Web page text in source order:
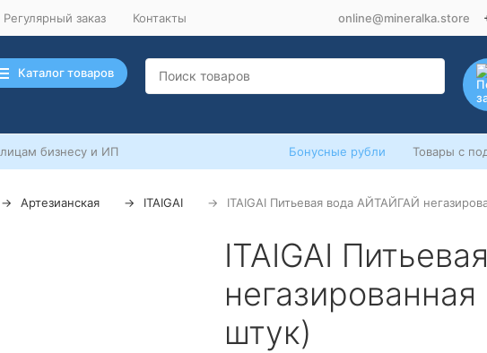
Регулярный заказ Контакты online@mineralka.store
Каталог товаров
бизнесу и ИП Бонусные рубли Товары с
Артезианская ITAIGAI ITAIGAI Питьевая вода АЙТАЙГАЙ
ITAIGAI
штук)